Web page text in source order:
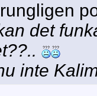
det
inte